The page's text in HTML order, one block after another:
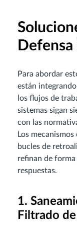
Para abordar
están
los flujos de
sistemas sigan
con las
Los
bucles de
refinan de forma
respuestas.
1.
Filtrado